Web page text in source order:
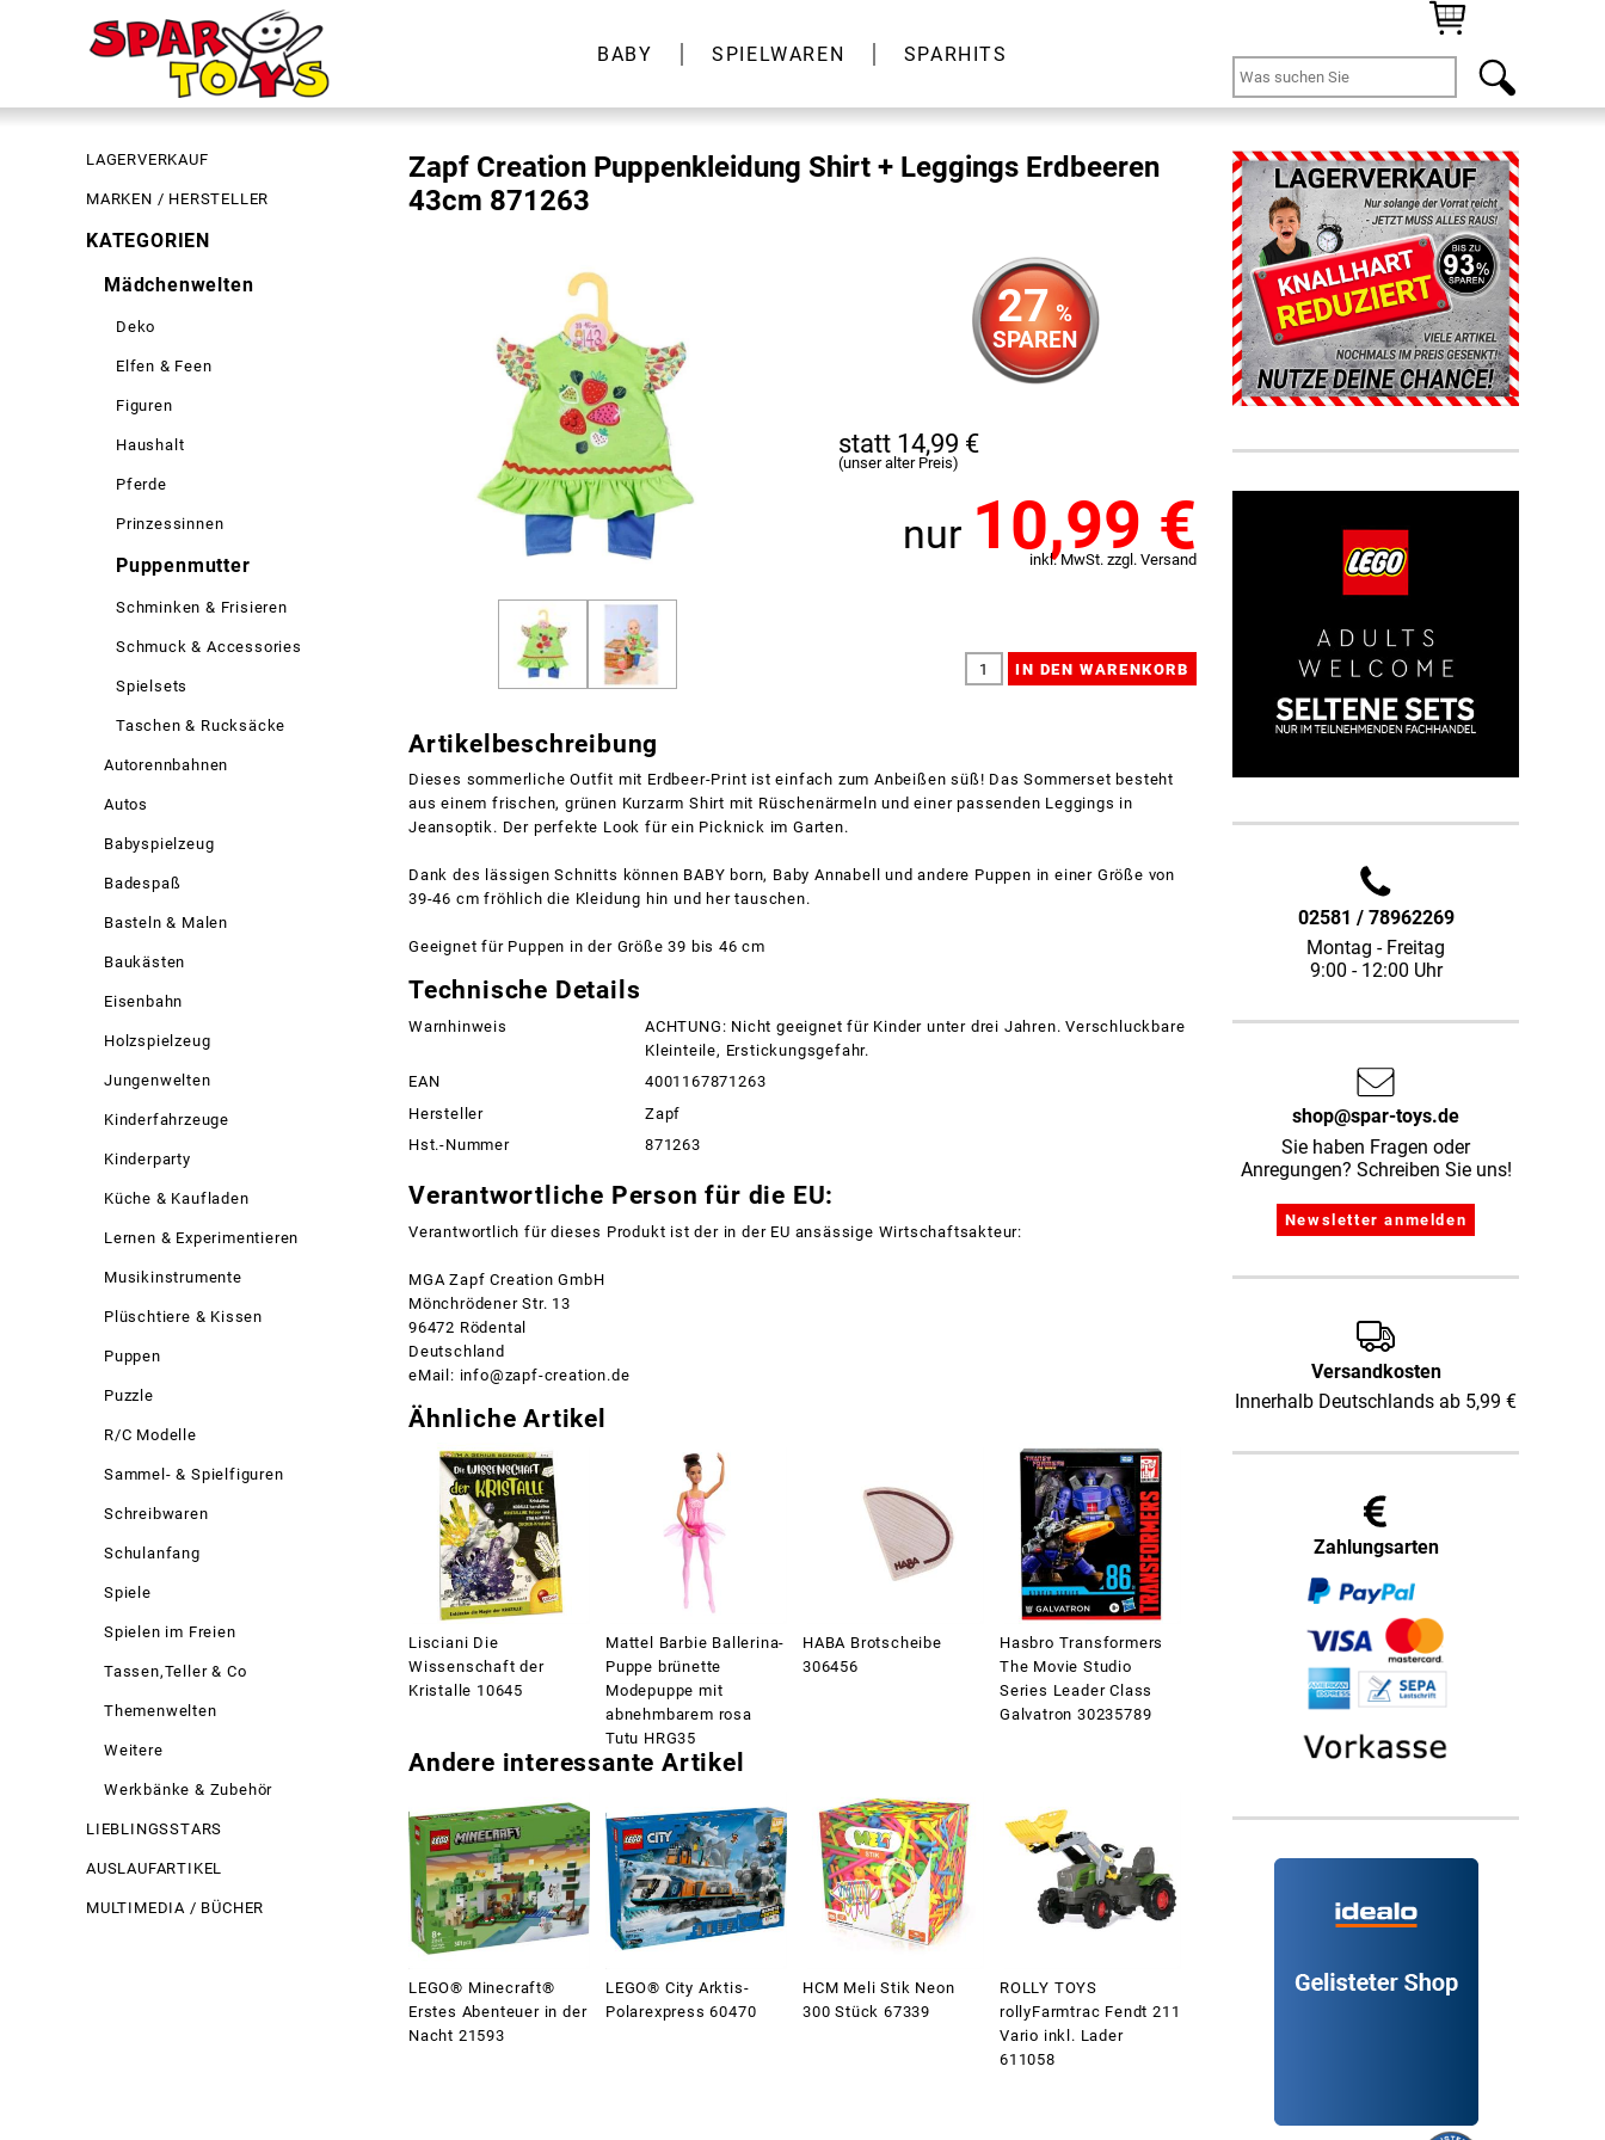
BABY SPIELWAREN SPARHITS
LAGERVERKAUF
MARKEN / HERSTELLER
KATEGORIEN
Mädchenwelten
Deko
Elfen & Feen
Figuren
Haushalt
Pferde
Prinzessinnen
Puppenmutter
Schminken & Frisieren
Schmuck & Accessories
Spielsets
Taschen & Rucksäcke
Autorennbahnen
Autos
Babyspielzeug
Badespaß
Basteln & Malen
Baukästen
Eisenbahn
Holzspielzeug
Jungenwelten
Kinderfahrzeuge
Kinderparty
Küche & Kaufladen
Lernen & Experimentieren
Musikinstrumente
Plüschtiere & Kissen
Puppen
Puzzle
R/C Modelle
Sammel- & Spielfiguren
Schreibwaren
Schulanfang
Spiele
Spielen im Freien
Tassen,Teller & Co
Themenwelten
Weitere
Werkbänke & Zubehör
LIEBLINGSSTARS
AUSLAUFARTIKEL
MULTIMEDIA / BÜCHER
Zapf Creation Puppenkleidung Shirt + Leggings Erdbeeren
43cm 871263
27 %
SPAREN
statt 14,99 €
(unser alter Preis)
nur 10,99 €
inkl. MwSt. zzgl. Versand
Artikelbeschreibung
Dieses sommerliche Outfit mit Erdbeer-Print ist einfach zum Anbeißen süß! Das Sommerset besteht
aus einem frischen, grünen Kurzarm Shirt mit Rüschenärmeln und einer passenden Leggings in
Jeansoptik. Der perfekte Look für ein Picknick im Garten.
Dank des lässigen Schnitts können BABY born, Baby Annabell und andere Puppen in einer Größe von
39-46 cm fröhlich die Kleidung hin und her tauschen.
Geeignet für Puppen in der Größe 39 bis 46 cm
Technische Details
Warnhinweis
ACHTUNG: Nicht geeignet für Kinder unter drei Jahren. Verschluckbare
Kleinteile, Erstickungsgefahr.
EAN
4001167871263
Hersteller
Zapf
Hst.-Nummer
871263
Verantwortliche Person für die EU:
Verantwortlich für dieses Produkt ist der in der EU ansässige Wirtschaftsakteur:
MGA Zapf Creation GmbH
Mönchrödener Str. 13
96472 Rödental
Deutschland
eMail: info@zapf-creation.de
Ähnliche Artikel
Lisciani Die
Wissenschaft der
Kristalle 10645
Mattel Barbie Ballerina-
Puppe brünette
Modepuppe mit
abnehmbarem rosa
Tutu HRG35
HABA Brotscheibe
306456
Hasbro Transformers
The Movie Studio
Series Leader Class
Galvatron 30235789
Andere interessante Artikel
LEGO® Minecraft®
Erstes Abenteuer in der
Nacht 21593
LEGO® City Arktis-
Polarexpress 60470
HCM Meli Stik Neon
300 Stück 67339
ROLLY TOYS
rollyFarmtrac Fendt 211
Vario inkl. Lader
611058
02581 / 78962269
Montag - Freitag
9:00 - 12:00 Uhr
shop@spar-toys.de
Sie haben Fragen oder
Anregungen? Schreiben Sie uns!
Versandkosten
Innerhalb Deutschlands ab 5,99 €
Zahlungsarten